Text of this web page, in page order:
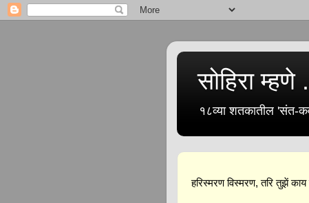
सोहिरा म्हणे
१८व्या शतकातील 'संत-
हरिस्मरण विस्मरण, तरि तुझें